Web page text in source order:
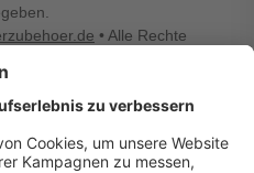
• Alle Rechte
widerrufen
Qualität für Ihr Office
passenden Druckerzubehör
den Computer oder Ihr